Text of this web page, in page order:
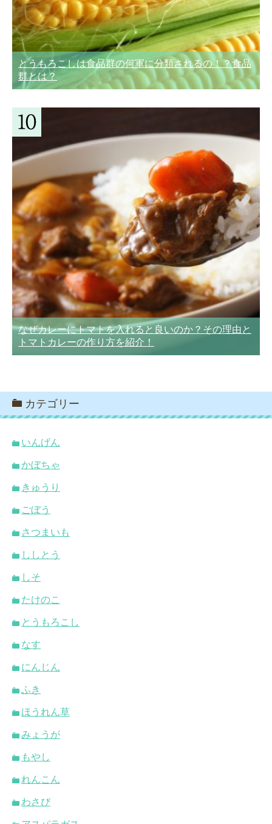
とうもろこしは食品群の何軍に分類されるの！？食品
群とは？
なぜカレーにトマトを入れると良いのか？その理由と
トマトカレーの作り方を紹介！
カテゴリー
いんげん
かぼちゃ
きゅうり
ごぼう
さつまいも
ししとう
しそ
たけのこ
とうもろこし
なす
にんじん
ふき
ほうれん草
みょうが
もやし
れんこん
わさび